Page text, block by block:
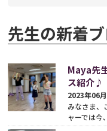
先生の新着
Maya先
ス紹介♪
2023年06
みなさま、
ャーでは今
ンスを楽し